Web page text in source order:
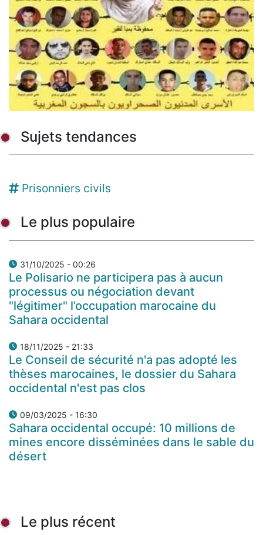
Sujets tendances
Prisonniers civils
Le plus populaire
31/10/2025 - 00:26
Le Polisario ne participera pas à aucun
processus ou négociation devant
"légitimer" l’occupation marocaine du
Sahara occidental
18/11/2025 - 21:33
Le Conseil de sécurité n'a pas adopté les
thèses marocaines, le dossier du Sahara
occidental n'est pas clos
09/03/2025 - 16:30
Sahara occidental occupé: 10 millions de
mines encore disséminées dans le sable du
désert
Le plus récent